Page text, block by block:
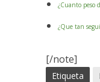
¿Cuanto peso
¿Que tan
[/note]
Etiqueta